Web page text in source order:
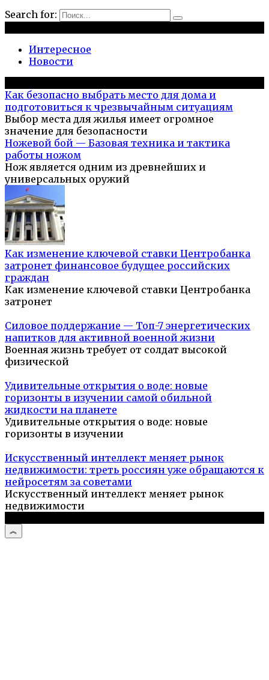
Search for:
Интересное
Новости
Как безопасно выбрать место для дома и
подготовиться к чрезвычайным ситуациям
Выбор места для жилья имеет огромное
значение для безопасности
Ножевой бой — Базовая техника и тактика
работы ножом
Нож является одним из древнейших и
универсальных оружий
Как изменение ключевой ставки Центробанка
затронет финансовое будущее российских
граждан
Как изменение ключевой ставки Центробанка
затронет
Силовое поддержание — Топ-7 энергетических
напитков для активной военной жизни
Военная жизнь требует от солдат высокой
физической
Удивительные открытия о воде: новые
горизонты в изучении самой обильной
жидкости на планете
Удивительные открытия о воде: новые
горизонты в изучении
Искусственный интеллект меняет рынок
недвижимости: треть россиян уже обращаются к
нейросетям за советами
Искусственный интеллект меняет рынок
недвижимости